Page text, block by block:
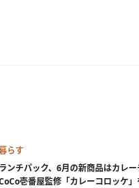
らす
ランチパック、6月の新商品はカレー
壱番屋監修「カレーコロッケ